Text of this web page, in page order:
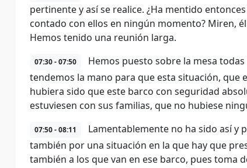
pertinente y así se realice. ¿Ha mentido
contado con ellos en ningún momento? Miren,
Hemos tenido una reunión larga.
07:30 - 07:50
Hemos puesto sobre la mesa
tendemos la mano para que esta situación, que
hubiera sido que este barco con seguridad
estuviesen con sus familias, que no hubiese
07:50 - 08:11
Lamentablemente no ha sido así y
también por una situación en la que hay que
también a los que van en ese barco, pues toma